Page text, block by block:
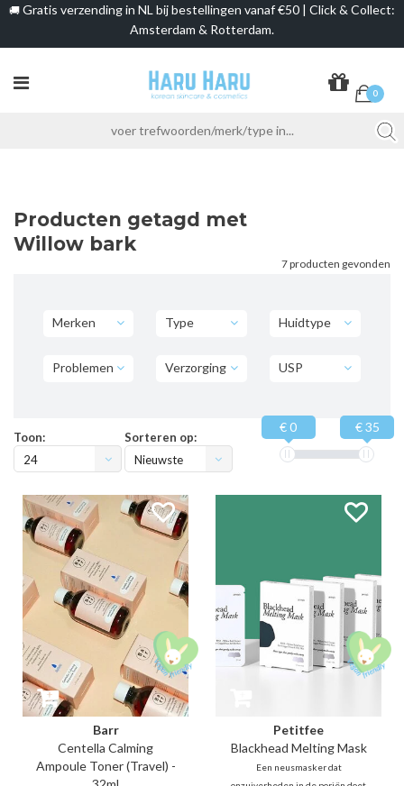
🚚 Gratis verzending in NL bij bestellingen vanaf €50 | Click & Collect:
Amsterdam & Rotterdam.
0
Producten getagd met
Willow bark
7 producten gevonden
Merken Type Huidtype
Problemen Verzorging USP
Toon:
24
Sorteren op:
Nieuwste
€ 0 € 35
Barr
Centella Calming
Ampoule Toner (Travel) -
Petitfee
Blackhead Melting Mask
Een neusmasker dat